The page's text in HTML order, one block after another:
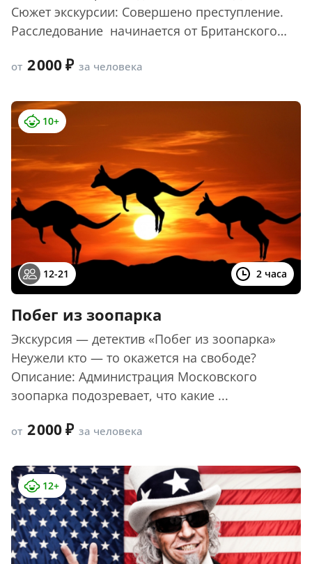
Сюжет экскурсии: Совершено преступление.
Расследование начинается от Британского
от 2 000 за человека
10+
12-21 2 часа
Побег из зоопарка
Экскурсия — детектив «Побег из зоопарка»
Неужели кто — то окажется на свободе?
Описание: Администрация Московского
зоопарка подозревает, что какие ...
от 2 000 за человека
12+